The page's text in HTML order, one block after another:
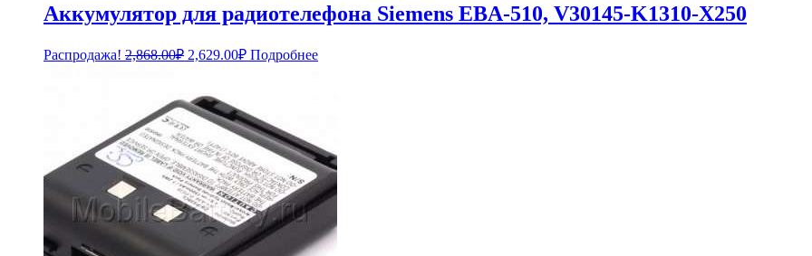
Аккумулятор для радиотелефона Siemens EBA-510, V30145-K1310-X250
Распродажа! 2,868.00₽ Первоначальная
2,868.00₽.
2,629.00₽Текущая
цена:
Подробнее